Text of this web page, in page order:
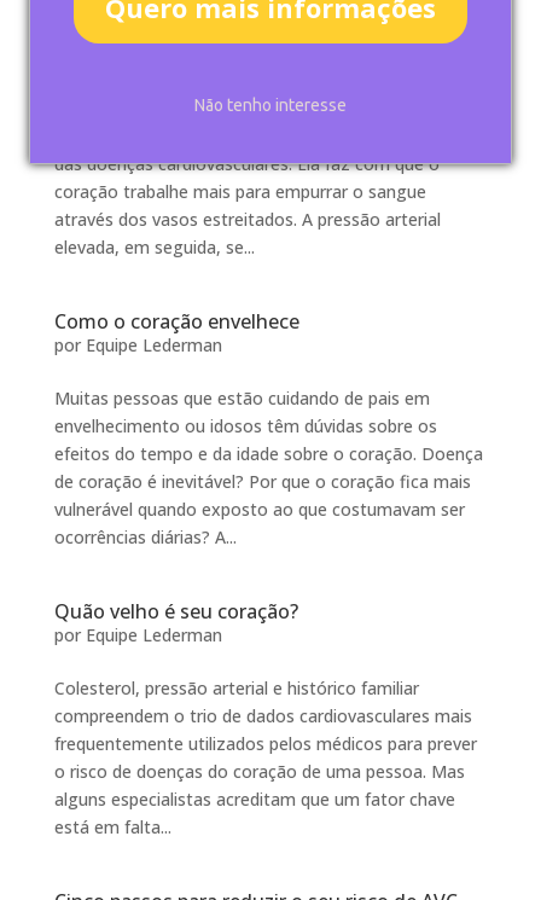
Não tenho interesse
Exercícios para diminuir doença cardíaca –
Parte 2 : Como o coração envelhece
Exercícios para o envelhecimento do coração
das doenças cardiovasculares. Ela faz com que o
coração trabalhe mais para empurrar o sangue
através dos vasos estreitados. A pressão arterial
elevada, em seguida, se...
Como o coração envelhece
por Equipe Lederman
Muitas pessoas que estão cuidando de pais em
envelhecimento ou idosos têm dúvidas sobre os
efeitos do tempo e da idade sobre o coração. Doença
de coração é inevitável? Por que o coração fica mais
vulnerável quando exposto ao que costumavam ser
ocorrências diárias? A...
Quão velho é seu coração?
por Equipe Lederman
Colesterol, pressão arterial e histórico familiar
compreendem o trio de dados cardiovasculares mais
frequentemente utilizados pelos médicos para prever
o risco de doenças do coração de uma pessoa. Mas
alguns especialistas acreditam que um fator chave
está em falta...